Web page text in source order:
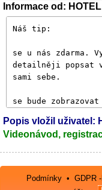
Informace od:
Popis vložil uživatel:
Videonávod,
Podmínky •GDPR